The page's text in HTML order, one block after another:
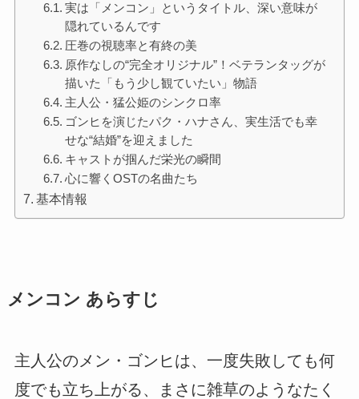
実は「メンコン」というタイトル、深い意味が
隠れているんです
圧巻の視聴率と有終の美
原作なしの“完全オリジナル”！ベテランタッグが
描いた「もう少し観ていたい」物語
主人公・猛公姫のシンクロ率
ゴンヒを演じたパク・ハナさん、実生活でも幸
せな“結婚”を迎えました
キャストが掴んだ栄光の瞬間
心に響くOSTの名曲たち
基本情報
メンコン あらすじ
主人公のメン・ゴンヒは、一度失敗しても何
度でも立ち上がる、まさに雑草のようなたく